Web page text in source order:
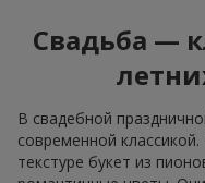
Свадьба —
В свадебной
современной
текстуре букет из